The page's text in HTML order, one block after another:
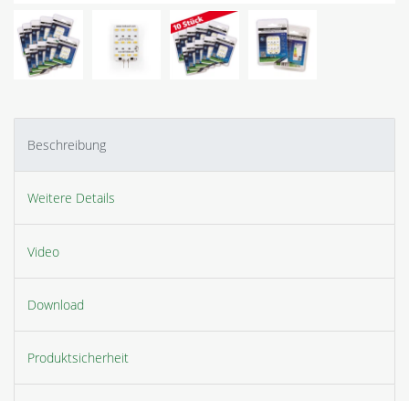
Beschreibung
Weitere Details
Video
Download
Produktsicherheit